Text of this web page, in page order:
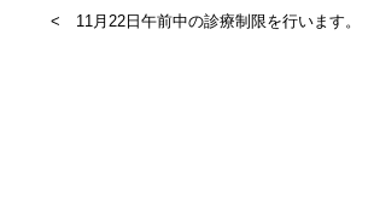
< 11月22日午前中の診療制限を行います。